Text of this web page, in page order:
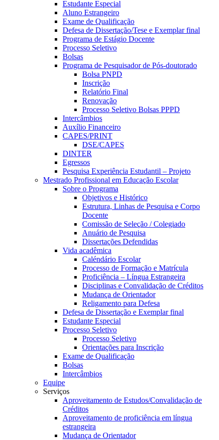
Estudante Especial
Aluno Estrangeiro
Exame de Qualificação
Defesa de Dissertação/Tese e Exemplar final
Programa de Estágio Docente
Processo Seletivo
Bolsas
Programa de Pesquisador de Pós-doutorado
Bolsa PNPD
Inscrição
Relatório Final
Renovação
Processo Seletivo Bolsas PPPD
Intercâmbios
Auxílio Financeiro
CAPES/PRINT
DSE/CAPES
DINTER
Egressos
Pesquisa Experiência Estudantil – Projeto
Mestrado Profissional em Educação Escolar
Sobre o Programa
Objetivos e Histórico
Estrutura, Linhas de Pesquisa e Corpo
Docente
Comissão de Seleção / Colegiado
Anuário de Pesquisa
Dissertações Defendidas
Vida acadêmica
Caléndário Escolar
Processo de Formação e Matrícula
Proficiência – Língua Estrangeira
Disciplinas e Convalidação de Créditos
Mudança de Orientador
Religamento para Defesa
Defesa de Dissertação e Exemplar final
Estudante Especial
Processo Seletivo
Processo Seletivo
Orientações para Inscrição
Exame de Qualificação
Bolsas
Intercâmbios
Equipe
Serviços
Aproveitamento de Estudos/Convalidação de
Créditos
Aproveitamento de proficiência em língua
estrangeira
Mudança de Orientador